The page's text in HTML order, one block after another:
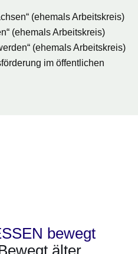
(ehemals Arbeitskreis)
(ehemals Arbeitskreis)
(ehemals Arbeitskreis)
im öffentlichen
bewegt